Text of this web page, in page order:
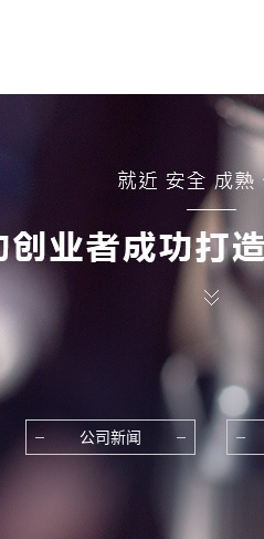
公司新闻